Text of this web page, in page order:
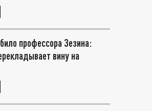
профессора Зезина:
вину на